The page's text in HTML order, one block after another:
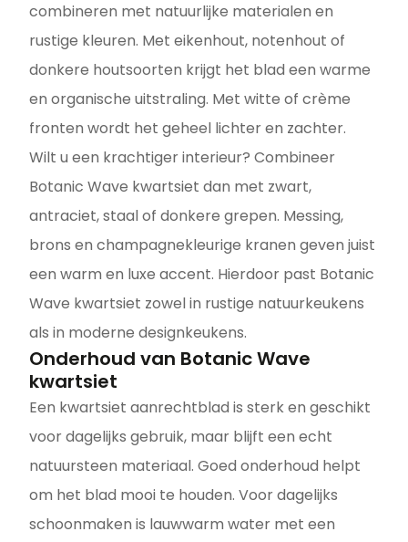
combineren met natuurlijke materialen en
rustige kleuren. Met eikenhout, notenhout of
donkere houtsoorten krijgt het blad een warme
en organische uitstraling. Met witte of crème
fronten wordt het geheel lichter en zachter.
Wilt u een krachtiger interieur? Combineer
Botanic Wave kwartsiet dan met zwart,
antraciet, staal of donkere grepen. Messing,
brons en champagnekleurige kranen geven juist
een warm en luxe accent. Hierdoor past Botanic
Wave kwartsiet zowel in rustige natuurkeukens
als in moderne designkeukens.
Onderhoud van Botanic Wave
kwartsiet
Een kwartsiet aanrechtblad is sterk en geschikt
voor dagelijks gebruik, maar blijft een echt
natuursteen materiaal. Goed onderhoud helpt
om het blad mooi te houden. Voor dagelijks
schoonmaken is lauwwarm water met een